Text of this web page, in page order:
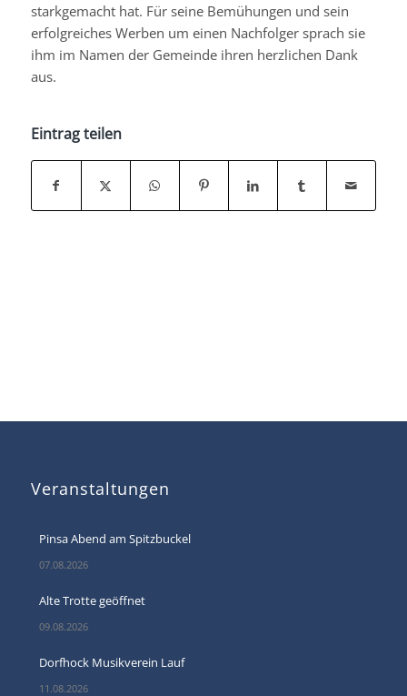
starkgemacht hat. Für seine Bemühungen und sein
erfolgreiches Werben um einen Nachfolger sprach sie
ihm im Namen der Gemeinde ihren herzlichen Dank
aus.
Eintrag teilen
Veranstaltungen
Pinsa Abend am Spitzbuckel
07.08.2026
Alte Trotte geöffnet
09.08.2026
Dorfhock Musikverein Lauf
11.08.2026